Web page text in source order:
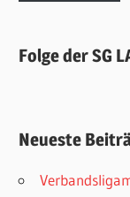
Folge der SG
Neueste